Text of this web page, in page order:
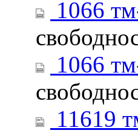
1066
1066
11619